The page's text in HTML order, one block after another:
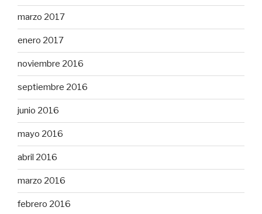
marzo 2017
enero 2017
noviembre 2016
septiembre 2016
junio 2016
mayo 2016
abril 2016
marzo 2016
febrero 2016